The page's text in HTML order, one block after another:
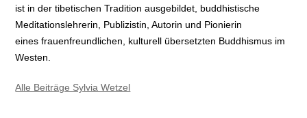
ist in der tibetischen Tradition ausgebildet, buddhistische
Meditationslehrerin, Publizistin, Autorin und Pionierin
eines frauenfreundlichen, kulturell übersetzten Buddhismus im
Westen.
Alle Beiträge Sylvia Wetzel